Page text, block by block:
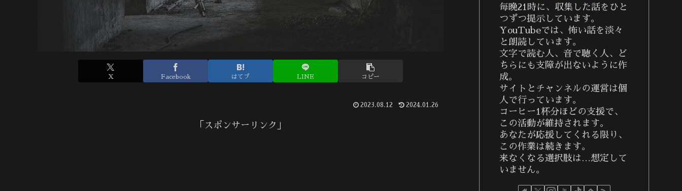
X Facebook はてブ LINE コピー
2023.08.12 2024.01.26
「スポンサーリンク」
毎晩21時に、収集した話をひと
つずつ提示しています。
YouTubeでは、怖い話を淡々
と朗読しています。
文字で読む人、音で聴く人、ど
ちらにも支障が出ないように作
成。
サイトとチャンネルの運営は個
人で行っています。
コーヒー1杯分ほどの支援で、
この活動が維持されます。
あなたが応援してくれる限り、
この作業は続きます。
来なくなる選択肢は…想定して
いません。